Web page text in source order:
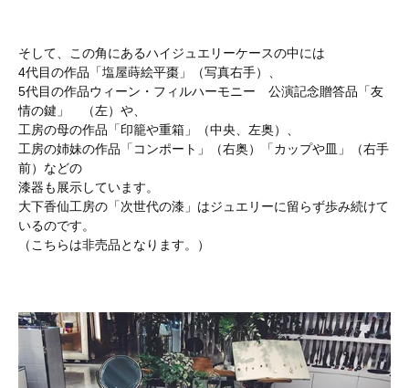
そして、この角にあるハイジュエリーケースの中には
4代目の作品「塩屋蒔絵平棗」（写真右手）、
5代目の作品ウィーン・フィルハーモニー 公演記念贈答品「友
情の鍵」 （左）や、
工房の母の作品「印籠や重箱」（中央、左奥）、
工房の姉妹の作品「コンポート」（右奥）「カップや皿」（右手
前）などの
漆器も展示しています。
大下香仙工房の「次世代の漆」はジュエリーに留らず歩み続けて
いるのです。
（こちらは非売品となります。）